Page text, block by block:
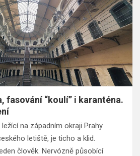
fasování “koulí” i karanténa.
na západním okraji Prahy
letiště, je ticho a klid.
člověk. Nervózně působící